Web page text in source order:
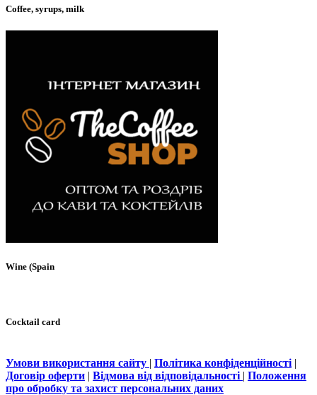
Coffee, syrups, milk
Wine (Spain
Cocktail card
Умови використання сайту | Політика конфіденційності |
Договір оферти | Відмова від відповідальності | Положення
про обробку та захист персональних даних